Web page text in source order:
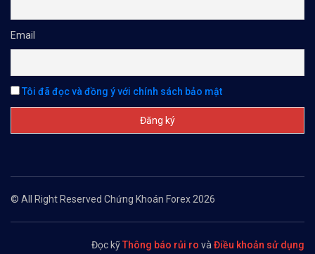
Email
Tôi đã đọc và đồng ý với chính sách bảo mật
© All Right Reserved Chứng Khoán Forex 2026
Đọc kỹThông báo rủi ro và Điều khoản sử dụng